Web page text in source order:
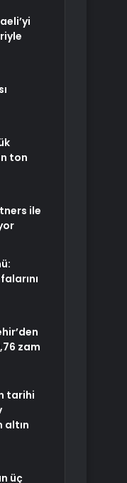
ton
ile
zam
tarihi
altın
üç